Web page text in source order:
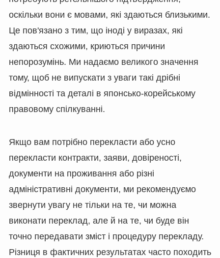
оскільки вони є мовами, які здаються близькими.
Це пов'язано з тим, що іноді у виразах, які
здаються схожими, криються причини
непорозумінь. Ми надаємо великого значення
тому, щоб не випускати з уваги такі дрібні
відмінності та деталі в японсько-корейському
правовому спілкуванні.
Якщо вам потрібно перекласти або усно
перекласти контракти, заяви, довіреності,
документи на проживання або різні
адміністративні документи, ми рекомендуємо
звернути увагу не тільки на те, чи можна
виконати переклад, але й на те, чи буде він
точно передавати зміст і процедуру перекладу.
Різниця в фактичних результатах часто походить